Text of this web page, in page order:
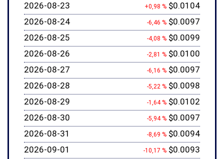
2026-08-23
+0,98 % $0.0104
2026-08-24
-6,46 % $0.0097
2026-08-25
-4,08 % $0.0099
2026-08-26
-2,81 % $0.0100
2026-08-27
-6,16 % $0.0097
2026-08-28
-5,22 % $0.0098
2026-08-29
-1,64 % $0.0102
2026-08-30
-5,94 % $0.0097
2026-08-31
-8,69 % $0.0094
2026-09-01
-10,17 % $0.0093